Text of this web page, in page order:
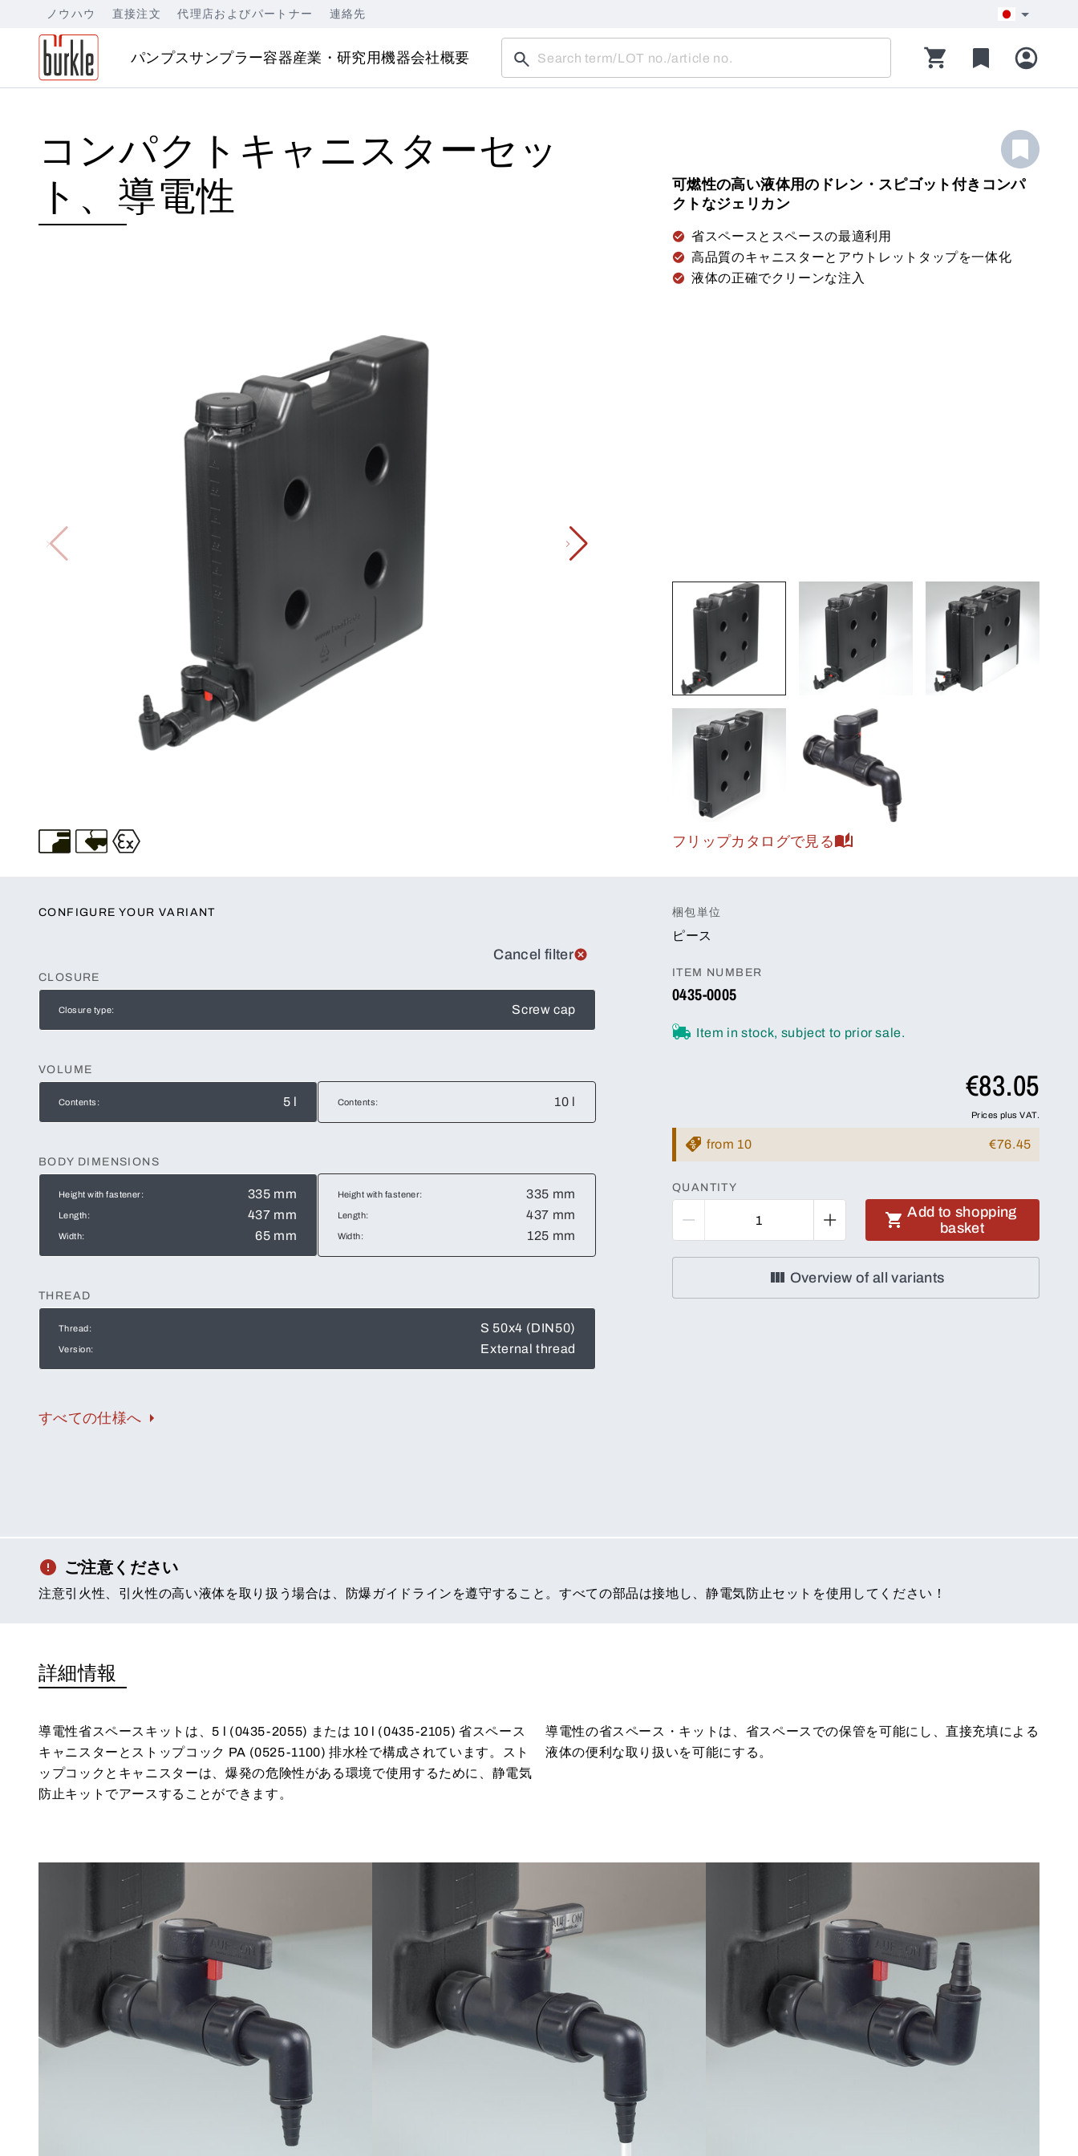
ノウハウ 直接注文 代理店およびパートナー 連絡先
パンプスサンプラー容器産業・研究用機器会社概要
コンパクトキャニスターセッ
ト、導電性
可燃性の高い液体用のドレン・スピゴット付きコンパ
クトなジェリカン
省スペースとスペースの最適利用
高品質のキャニスターとアウトレットタップを一体化
液体の正確でクリーンな注入
フリップカタログで見る
CONFIGURE YOUR VARIANT
Cancel filter
CLOSURE
Closure type: Screw cap
VOLUME
Contents: 5 l Contents: 10 l
BODY DIMENSIONS
Height with fastener: 335 mm
Length: 437 mm
Width: 65 mm
Height with fastener: 335 mm
Length: 437 mm
Width: 125 mm
THREAD
Thread: S 50x4 (DIN50)
Version: External thread
すべての仕様へ
梱包単位
ピース
ITEM NUMBER
0435-0005
Item in stock, subject to prior sale.
€83.05
Prices plus VAT.
from 10 €76.45
QUANTITY
Add to shopping
basket
Overview of all variants
ご注意ください
注意引火性、引火性の高い液体を取り扱う場合は、防爆ガイドラインを遵守すること。すべての部品は接地し、静電気防止セットを使用してください！
詳細情報
導電性省スペースキットは、5 l (0435-2055) または 10 l (0435-2105) 省スペース
キャニスターとストップコック PA (0525-1100) 排水栓で構成されています。スト
ップコックとキャニスターは、爆発の危険性がある環境で使用するために、静電気
防止キットでアースすることができます。
導電性の省スペース・キットは、省スペースでの保管を可能にし、直接充填による
液体の便利な取り扱いを可能にする。